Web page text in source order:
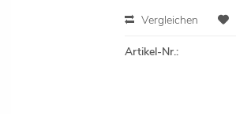
Vergleichen
Artikel-Nr.: